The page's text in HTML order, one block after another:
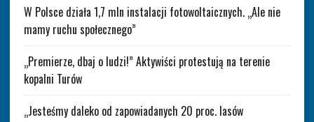
W Polsce działa 1,7 mln instalacji fotowoltaicznych. „Ale nie
mamy ruchu społecznego”
„Premierze, dbaj o ludzi!” Aktywiści protestują na terenie
kopalni Turów
„Jesteśmy daleko od zapowiadanych 20 proc. lasów